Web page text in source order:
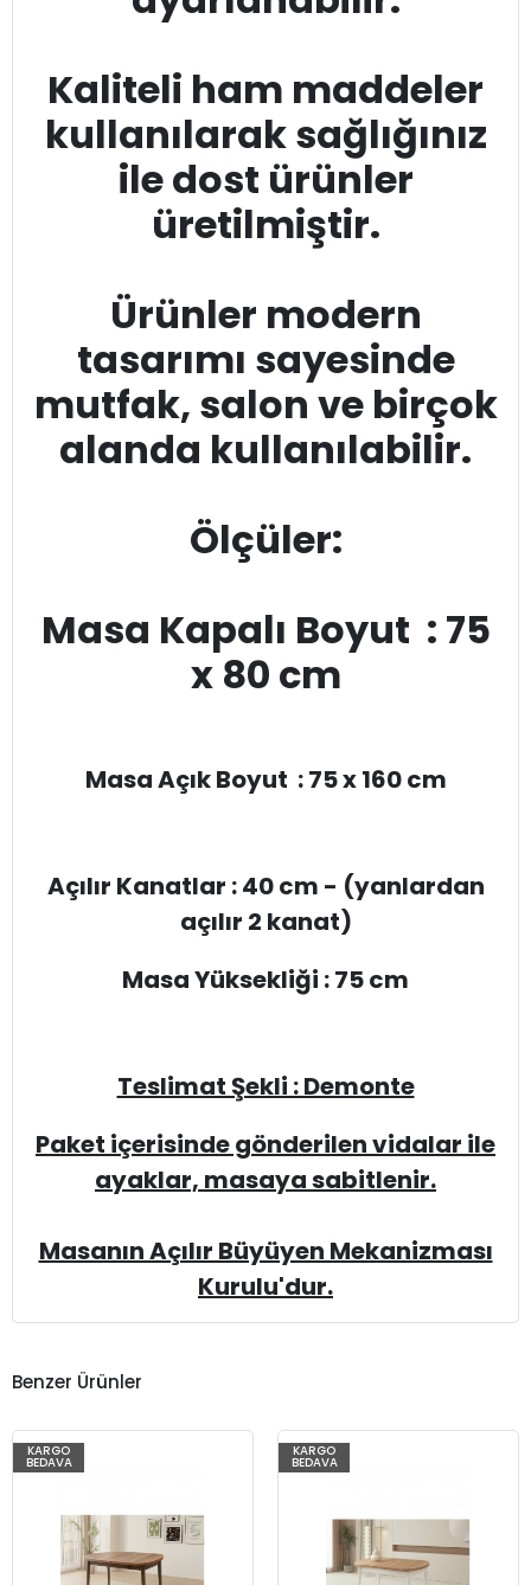
Kaliteli ham maddeler
kullanılarak sağlığınız
ile dost ürünler
üretilmiştir.
Ürünler modern
tasarımı sayesinde
mutfak, salon ve birçok
alanda kullanılabilir.
Ölçüler:
Masa Kapalı Boyut : 75
x 80 cm
Masa Açık Boyut : 75 x 160 cm
Açılır Kanatlar : 40 cm - (yanlardan
açılır 2 kanat)
Masa Yüksekliği : 75 cm
Teslimat Şekli : Demonte
Paket içerisinde gönderilen vidalar ile
ayaklar, masaya sabitlenir.
Masanın Açılır Büyüyen Mekanizması
Kurulu'dur.
Benzer Ürünler
KARGO
BEDAVA
%77 KARGO
BEDAVA
%77